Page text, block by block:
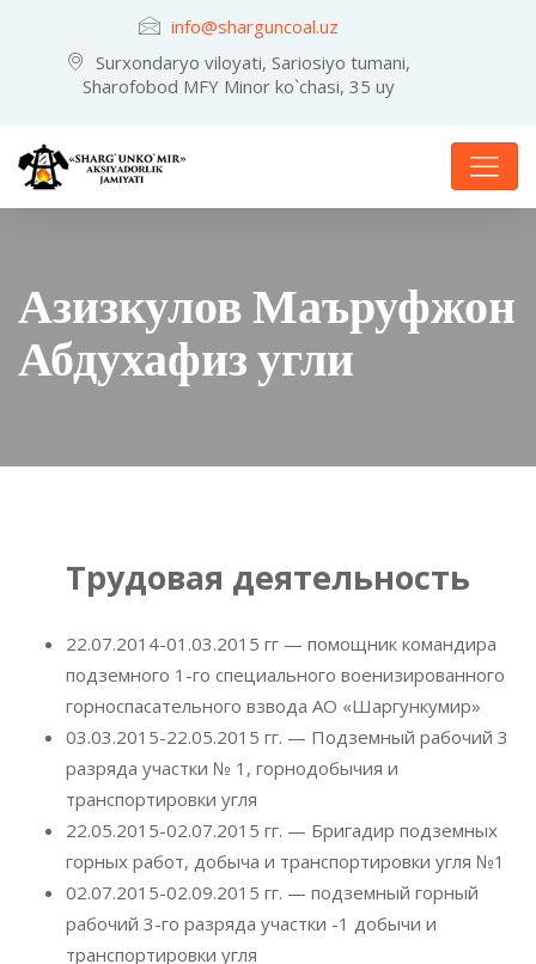
info@sharguncoal.uz
Surxondaryo viloyati, Sariosiyo tumani,
Sharofobod MFY Minor ko`chasi, 35 uy
Азизкулов Маъруфжон
Абдухафиз угли
Трудовая деятельность
22.07.2014-01.03.2015 гг — помощник командира
подземного 1-го специального военизированного
горноспасательного взвода АО «Шаргункумир»
03.03.2015-22.05.2015 гг. — Подземный рабочий 3
разряда участки № 1, горнодобычия и
транспортировки угля
22.05.2015-02.07.2015 гг. — Бригадир подземных
горных работ, добыча и транспортировки угля №1
02.07.2015-02.09.2015 гг. — подземный горный
рабочий 3-го разряда участки -1 добычи и
транспортировки угля